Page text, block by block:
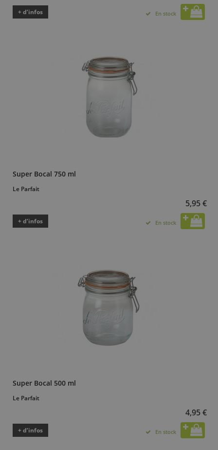
+ d’infos En stock
Super Bocal 750 ml
Le Parfait
5,95 €
+ d’infos En stock
Super Bocal 500 ml
Le Parfait
4,95 €
+ d’infos En stock